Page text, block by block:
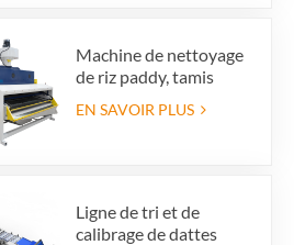
Machine de nettoyage
de riz paddy, tamis
nettoyeur vibrant
EN SAVOIR PLUS
Ligne de tri et de
calibrage de dattes